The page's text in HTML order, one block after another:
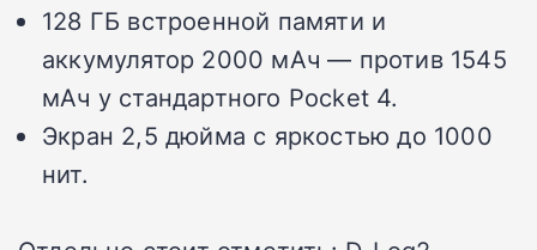
128 ГБ встроенной памяти и
аккумулятор 2000 мАч — против 1545
мАч у стандартного Pocket 4.
Экран 2,5 дюйма с яркостью до 1000
нит.